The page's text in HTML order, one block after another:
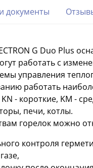
документы
G Duo Plus
работать с
управления
работать
- короткие, KM -
печи, котлы.
горелок можно
контроля